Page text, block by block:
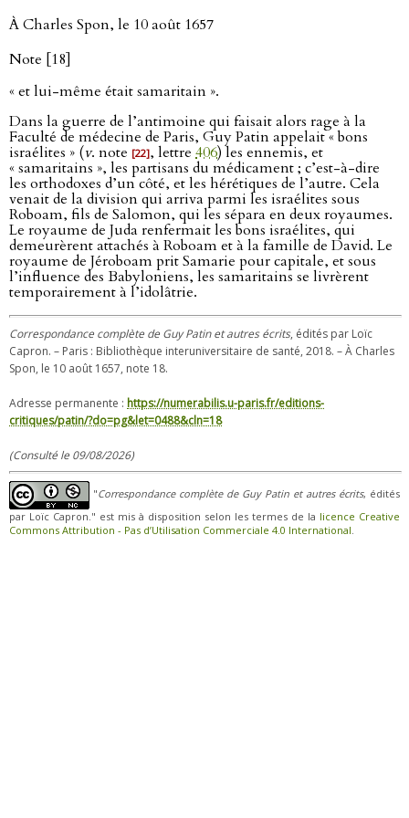
À Charles Spon, le 10 août 1657
Note [18]
« et lui-même était samaritain ».
Dans la guerre de l’antimoine qui faisait alors rage à la
Faculté de médecine de Paris, Guy Patin appelait « bons
israélites » (v. note [22], lettre 406) les ennemis, et
« samaritains », les partisans du médicament ; c’est-à-dire
les orthodoxes d’un côté, et les hérétiques de l’autre. Cela
venait de la division qui arriva parmi les israélites sous
Roboam, fils de Salomon, qui les sépara en deux royaumes.
Le royaume de Juda renfermait les bons israélites, qui
demeurèrent attachés à Roboam et à la famille de David. Le
royaume de Jéroboam prit Samarie pour capitale, et sous
l’influence des Babyloniens, les samaritains se livrèrent
temporairement à l’idolâtrie.
Correspondance complète de Guy Patin et autres écrits, édités par Loïc
Capron. – Paris : Bibliothèque interuniversitaire de santé, 2018. – À Charles
Spon, le 10 août 1657, note 18.
Adresse permanente : https://numerabilis.u-paris.fr/editions-
critiques/patin/?do=pg&let=0488&cln=18
(Consulté le 09/08/2026)
"Correspondance complète de Guy Patin et autres écrits, édités
par Loïc Capron." est mis à disposition selon les termes de la licence Creative
Commons Attribution - Pas d’Utilisation Commerciale 4.0 International.